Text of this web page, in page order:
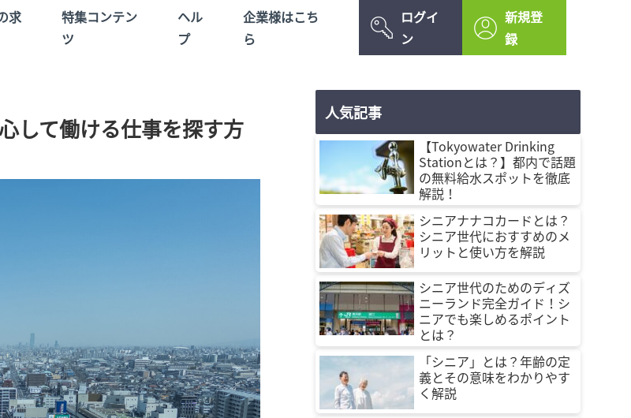
求
特集コンテン
ツ
ヘル
プ
企業様はこち
ら
ログイ
ン
新規登
録
して働ける仕事を探す方
人気記事
【Tokyowater Drinking
Stationとは？】都内で話題
の無料給水スポットを徹底
解説！
シニアナナコカードとは？
シニア世代におすすめのメ
リットと使い方を解説
シニア世代のためのディズ
ニーランド完全ガイド！シ
ニアでも楽しめるポイント
とは？
「シニア」とは？年齢の定
義とその意味をわかりやす
く解説